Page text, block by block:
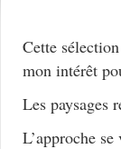
Cette
mon intérêt
Les paysages
L’approche